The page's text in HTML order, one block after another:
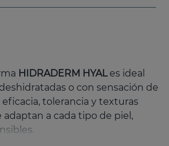
HIDRADERM HYALes ideal
o con sensación de
tolerancia y texturas
adaptan a cada tipo de piel,